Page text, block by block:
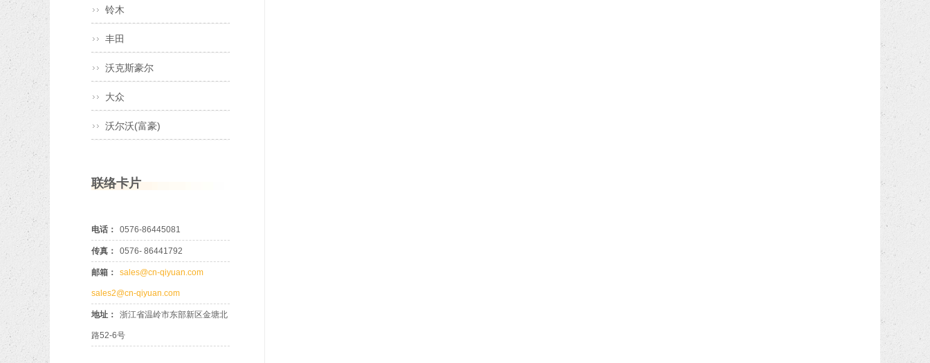
铃木
丰田
沃克斯豪尔
大众
沃尔沃(富豪)
联络卡片
电话： 0576-86445081
传真： 0576- 86441792
邮箱： sales@cn-qiyuan.com
sales2@cn-qiyuan.com
地址： 浙江省温岭市东部新区金塘北
路52-6号